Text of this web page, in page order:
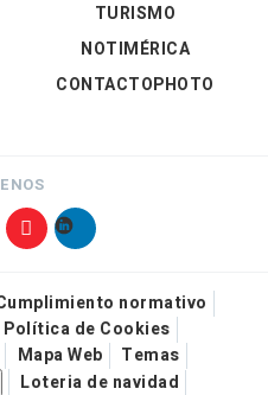
TURISMO
NOTIMÉRICA
CONTACTOPHOTO
normativo
Política de Cookies
Mapa Web
Temas
Loteria de navidad